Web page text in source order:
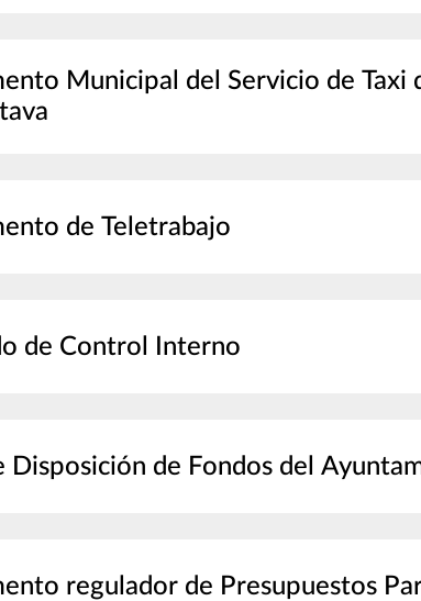
Municipal del Servicio de
de Teletrabajo
de Control Interno
Disposición de Fondos del
regulador de Presupuestos